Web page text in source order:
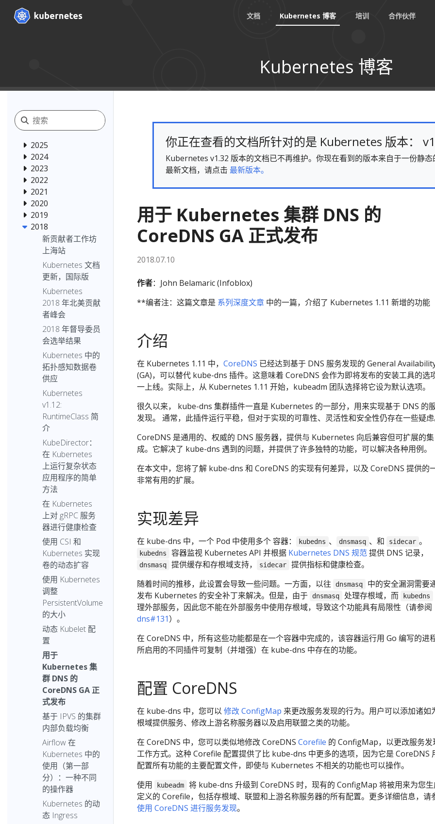
文档 Kubernetes 博客 培训 合作伙伴
Kubernetes 博客
2025
2024
2023
2022
2021
2020
2019
2018
新贡献者工作坊
上海站
Kubernetes 文档
更新，国际版
Kubernetes
2018 年北美贡献
者峰会
2018 年督导委员
会选举结果
Kubernetes 中的
拓扑感知数据卷
供应
Kubernetes
v1.12:
RuntimeClass 简
介
KubeDirector：
在 Kubernetes
上运行复杂状态
应用程序的简单
方法
在 Kubernetes
上对 gRPC 服务
器进行健康检查
使用 CSI 和
Kubernetes 实现
卷的动态扩容
使用 Kubernetes
调整
PersistentVolume
的大小
动态 Kubelet 配
置
用于
Kubernetes 集
群 DNS 的
CoreDNS GA 正
式发布
基于 IPVS 的集群
内部负载均衡
Airflow 在
Kubernetes 中的
使用（第一部
分）：一种不同
的操作器
Kubernetes 的动
态 Ingress
你正在查看的文档所针对的是 Kubernetes 版本：
Kubernetes v1.32 版本的文档已不再维护。你现在看到的版本来自于一份静
最新文档，请点击 最新版本。
用于 Kubernetes 集群 DNS 的
CoreDNS GA 正式发布
2018.07.10
作者：John Belamaric (Infoblox)
**编者注：这篇文章是 系列深度文章 中的一篇，介绍了 Kubernetes 1.11 新增的功能
介绍
在 Kubernetes 1.11 中， CoreDNS 已经达到基于 DNS 服务发现的 General
(GA)，可以替代 kube-dns 插件。这意味着 CoreDNS 会作为即将发布的安装工具的选
一上线。实际上，从 Kubernetes 1.11 开始，kubeadm 团队选择将它设为默认选项。
很久以来， kube-dns 集群插件一直是 Kubernetes 的一部分，用来实现基于 DNS 的
发现。 通常，此插件运行平稳，但对于实现的可靠性、灵活性和安全性仍存在一些疑虑
CoreDNS 是通用的、权威的 DNS 服务器，提供与 Kubernetes 向后兼容但可扩展的集
成。它解决了 kube-dns 遇到的问题，并提供了许多独特的功能，可以解决各种用例。
在本文中，您将了解 kube-dns 和 CoreDNS 的实现有何差异，以及 CoreDNS 提供的
非常有用的扩展。
实现差异
在 kube-dns 中，一个 Pod 中使用多个 容器： kubedns 、 dnsmasq 、和 sidecar 。
kubedns 容器监视 Kubernetes API 并根据 Kubernetes DNS 规范提供 DNS 记录，
dnsmasq 提供缓存和存根域支持， sidecar
提供指标和健康检查。
随着时间的推移，此设置会导致一些问题。一方面，以往
dnsmasq
中的安全漏洞需要
发布 Kubernetes 的安全补丁来解决。但是，由于
dnsmasq 处理存根域，而 kubedns
理外部服务，因此您不能在外部服务中使用存根域，导致这个功能具有局限性（请参阅
dns#131）。
在 CoreDNS 中，所有这些功能都是在一个容器中完成的，该容器运行用 Go 编写的进程
所启用的不同插件可复制（并增强）在 kube-dns 中存在的功能。
配置 CoreDNS
在 kube-dns 中，您可以 修改 ConfigMap 来更改服务发现的行为。用户可以添加诸如
根域提供服务、修改上游名称服务器以及启用联盟之类的功能。
在 CoreDNS 中，您可以类似地修改 CoreDNS Corefile 的 ConfigMap，以更改服务发
工作方式。这种 Corefile 配置提供了比 kube-dns 中更多的选项，因为它是 CoreDNS
配置所有功能的主要配置文件，即使与 Kubernetes 不相关的功能也可以操作。
使用
kubeadm
将 kube-dns 升级到 CoreDNS 时，现有的 ConfigMap 将被用来为您生
定义的 Corefile，包括存根域、联盟和上游名称服务器的所有配置。更多详细信息，请
使用 CoreDNS 进行服务发现。